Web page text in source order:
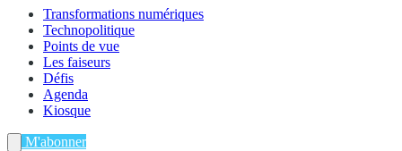
Transformations numériques
Technopolitique
Points de vue
Les faiseurs
Défis
Agenda
Kiosque
M'abonner